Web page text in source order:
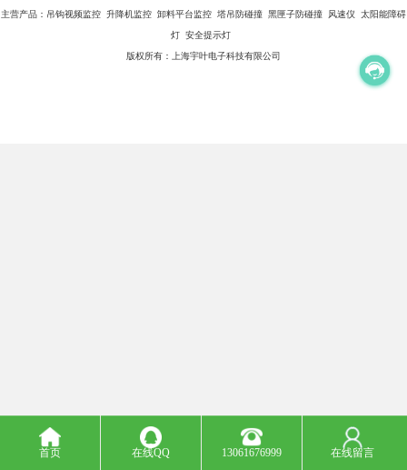
主营产品：吊钩视频监控 升降机监控 卸料平台监控 塔吊防碰撞 黑匣子防碰撞 风速仪 太阳能障碍
灯 安全提示灯
版权所有：上海宇叶电子科技有限公司
首页 在线QQ 13061676999 在线留言